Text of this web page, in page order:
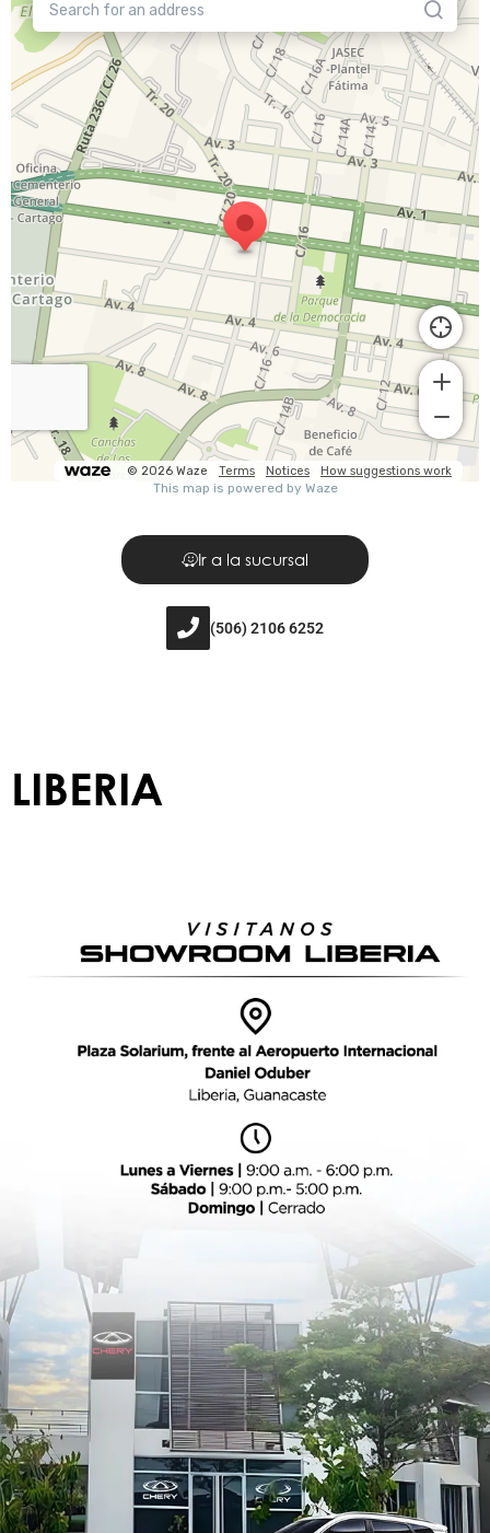
(506) 2106 6252
Ir a la sucursal
LIBERIA